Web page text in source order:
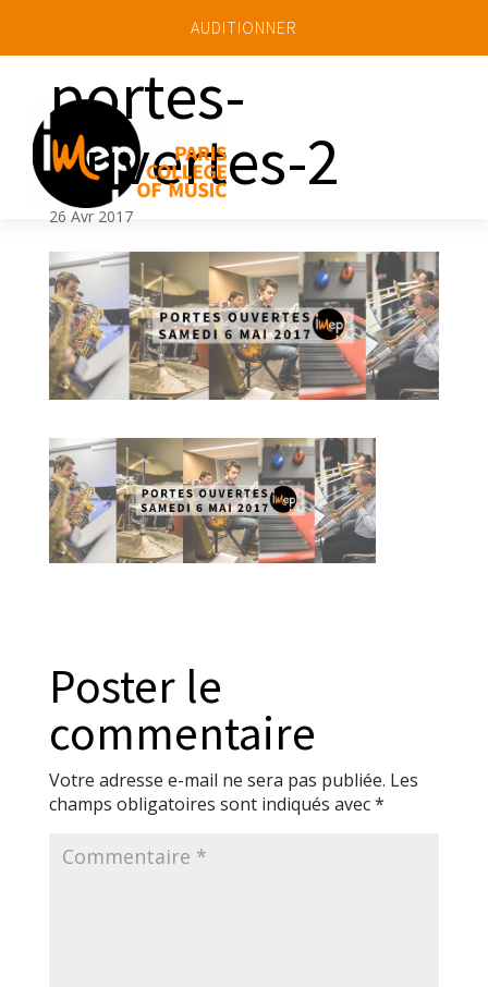
AUDITIONNER
portes-
ouvertes-2
26 Avr 2017
Poster le
commentaire
Votre adresse e-mail ne sera pas publiée. Les
champs obligatoires sont indiqués avec*